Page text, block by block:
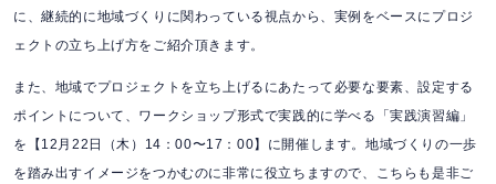
に、継続的に地域づくりに関わっている視点から、実例をベースにプロジ
ェクトの立ち上げ方をご紹介頂きます。
また、地域でプロジェクトを立ち上げるにあたって必要な要素、設定する
ポイントについて、ワークショップ形式で実践的に学べる「実践演習編」
を【12月22日（木）14：00〜17：00】に開催します。地域づくりの一歩
を踏み出すイメージをつかむのに非常に役立ちますので、こちらも是非ご